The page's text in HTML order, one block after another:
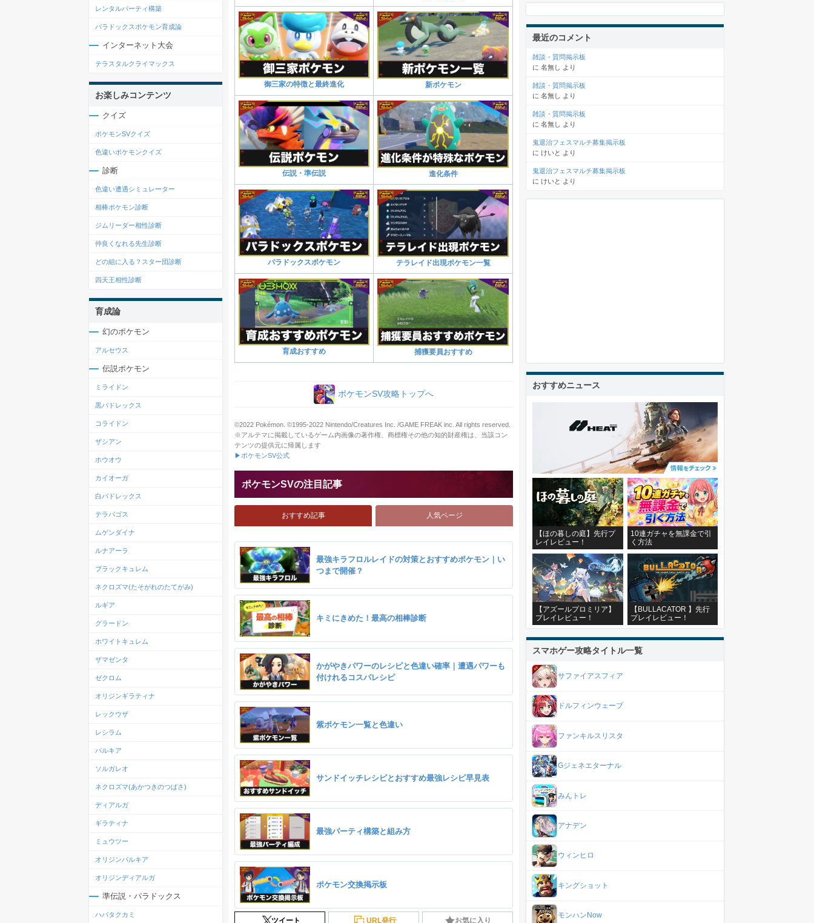
御三家の特徴と最終進化 新ポケモン
伝説・準伝説 進化条件
パラドックスポケモン テラレイド出現ポケモン一覧
育成おすすめ 捕獲要員おすすめ
ポケモンSV攻略トップへ
©2022 Pokémon. ©1995-2022 Nintendo/Creatures Inc. /GAME FREAK inc. All rights reserved.
※アルテマに掲載しているゲーム内画像の著作権、商標権その他の知的財産権は、当該コン
テンツの提供元に帰属します
▶ポケモンSV公式
ポケモンSVの注目記事
おすすめ記事 人気ページ
最強キラフロルレイドの対策とおすすめポケモン｜い
つまで開催？
キミにきめた！最高の相棒診断
かがやきパワーのレシピと色違い確率｜遭遇パワーも
付けれるコスパレシピ
紫ポケモン一覧と色違い
サンドイッチレシピとおすすめ最強レシピ早見表
最強パーティ構築と組み方
ポケモン交換掲示板
ツイート URL発行 お気に入り
レンタルパーティ構築
パラドックスポケモン育成論
インターネット大会
テラスタルクライマックス
お楽しみコンテンツ
クイズ
ポケモンSVクイズ
色違いポケモンクイズ
診断
色違い遭遇シミュレーター
相棒ポケモン診断
ジムリーダー相性診断
仲良くなれる先生診断
どの組に入る？スター団診断
四天王相性診断
育成論
幻のポケモン
アルセウス
伝説ポケモン
ミライドン
黒バドレックス
コライドン
ザシアン
ホウオウ
カイオーガ
白バドレックス
テラパゴス
ムゲンダイナ
ルナアーラ
ブラックキュレム
ネクロズマ(たそがれのたてがみ)
ルギア
グラードン
ホワイトキュレム
ザマゼンタ
ゼクロム
オリジンギラティナ
レックウザ
レシラム
パルキア
ソルガレオ
ネクロズマ(あかつきのつばさ)
ディアルガ
ギラティナ
ミュウツー
オリジンパルキア
オリジンディアルガ
準伝説・パラドックス
ハバタクカミ
最近のコメント
雑談・質問掲示板
に 名無し より
雑談・質問掲示板
に 名無し より
雑談・質問掲示板
に 名無し より
鬼退治フェスマルチ募集掲示板
に けいと より
鬼退治フェスマルチ募集掲示板
に けいと より
おすすめニュース
【ほの暮しの庭】先行プ
レイレビュー！
10連ガチャを無課金で引
く方法
【アズールプロミリア】
プレイレビュー！
【BULLACATOR 】先行
プレイレビュー！
スマホゲー攻略タイトル一覧
サファイアスフィア
ドルフィンウェーブ
ファンキルスリスタ
Gジェネエターナル
みんトレ
アナデン
ウィンヒロ
キングショット
モンハンNow